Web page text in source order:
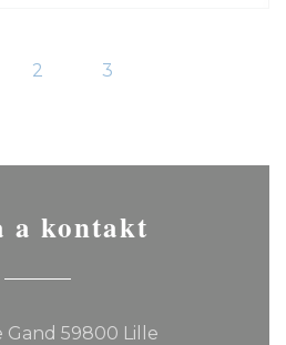
2 3
a kontakt
Gand 59800 Lille